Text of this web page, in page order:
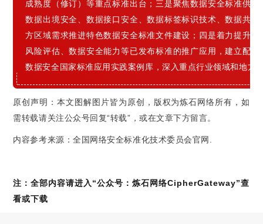
成熟度（修订）等重点标准出台；三是聚焦数据安全标准供
数据出境安全、数据接口安全、数据标签标识技术、数据共
方区域需求推进特色数据安全标准文件建设；四是着力提升
风险评估、数据安全能力等已发布标准的推广应用，建立配
数据安全国家标准应用实践案例库，深入重点行业领域和地方
原创声明：本文图解图片皆为原创，版权为炼石网络所有，如
需转载请关注公众号回复“转载”，或在文章下方留言。
内容参考来源：全国网络安全标准化技术委员会官网.
注：全部内容请进入“公众号：炼石网络CipherGateway”查
看或下载